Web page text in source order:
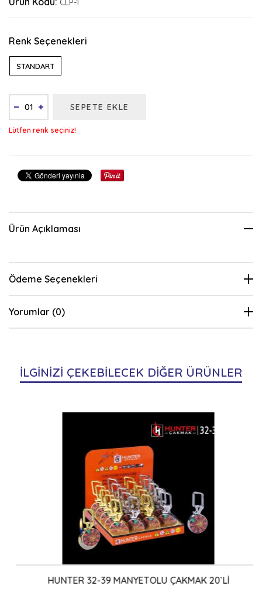
CLP-1
Renk Seçenekleri
STANDART
SEPETE EKLE
Lütfen renk seçiniz!
Ürün Açıklaması
Ödeme Seçenekleri
Yorumlar (0)
İLGİNİZİ ÇEKEBİLECEK DİĞER ÜRÜNLER
HUNTER 32-39 MANYETOLU ÇAKMAK 20`Lİ